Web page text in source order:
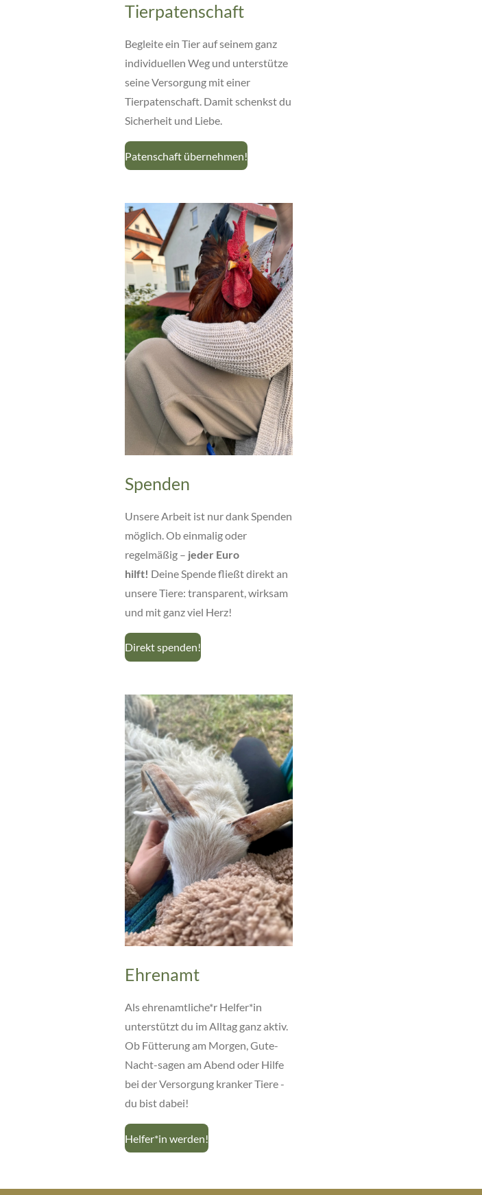
Tierpatenschaft
Begleite ein Tier auf seinem ganz
individuellen Weg und unterstütze
seine Versorgung mit einer
Tierpatenschaft. Damit schenkst du
Sicherheit und Liebe.
Patenschaft übernehmen!
Spenden
Unsere Arbeit ist nur dank Spenden
möglich. Ob einmalig oder
regelmäßig – jeder Euro
hilft! Deine Spende fließt direkt an
unsere Tiere: transparent, wirksam
und mit ganz viel Herz!
Direkt spenden!
Ehrenamt
Als ehrenamtliche*r Helfer*in
unterstützt du im Alltag ganz aktiv.
Ob Fütterung am Morgen, Gute-
Nacht-sagen am Abend oder Hilfe
bei der Versorgung kranker Tiere -
du bist dabei!
Helfer*in werden!